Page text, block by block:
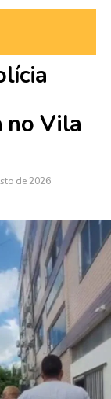
no Vila
de 2026